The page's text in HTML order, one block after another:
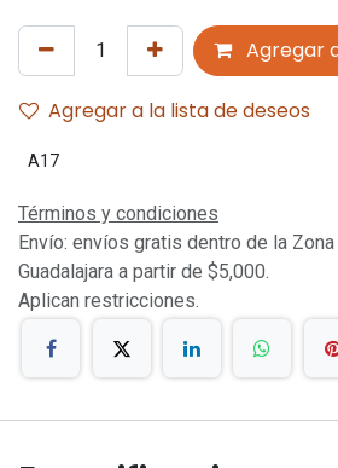
Agregar
Agregar a la lista de deseos
A17
Términos y condiciones
Envío: envíos gratis dentro de la
Guadalajara a partir de $5,000.
Aplican restricciones.